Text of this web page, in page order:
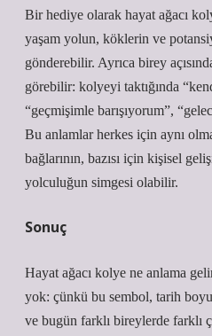
Bir hediye olarak hayat ağacı
yaşam yolun, köklerin ve
gönderebilir. Ayrıca birey
görebilir: kolyeyi taktığında
“geçmişimle barışıyorum”,
Bu anlamlar herkes için aynı
bağlarının, bazısı için kişisel
yolculuğun simgesi olabilir.
Sonuç
Hayat ağacı kolye ne anlama
yok: çünkü bu sembol, tarih
ve bugün farklı bireylerde farklı